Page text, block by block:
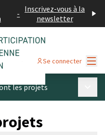
- Inscrivez-vous à la
newsletter
Se connecter
les projets